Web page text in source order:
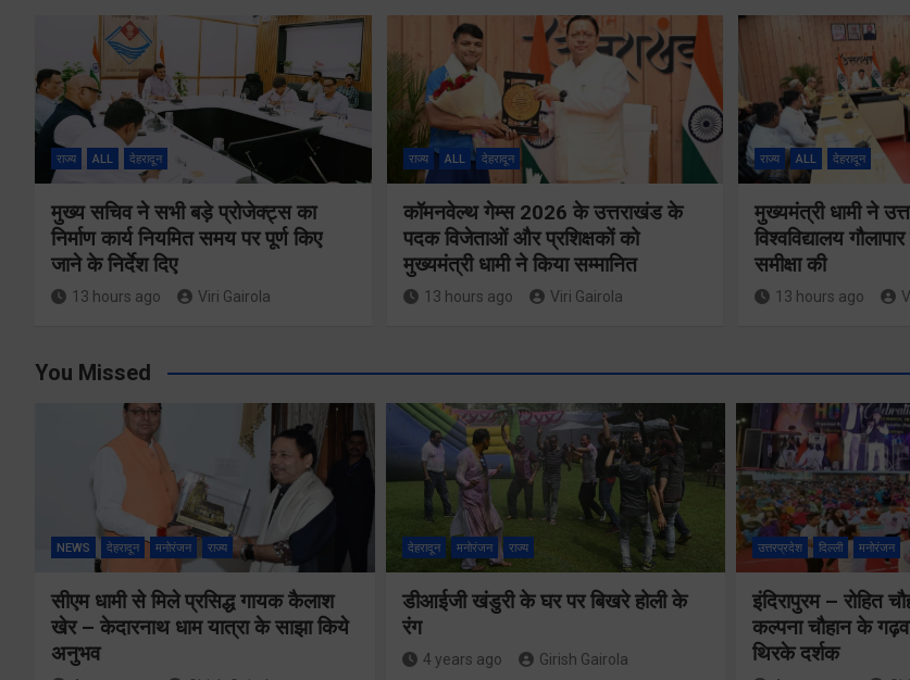
राज्य ALL देहरादून
मुख्य सचिव ने सभी बड़े प्रोजेक्ट्स का
निर्माण कार्य नियमित समय पर पूर्ण किए
जाने के निर्देश दिए
13 hours ago Viri Gairola
राज्य ALL देहरादून
कॉमनवेल्थ गेम्स 2026 के उत्तराखंड के
पदक विजेताओं और प्रशिक्षकों को
मुख्यमंत्री धामी ने किया सम्मानित
13 hours ago Viri Gairola
राज्य ALL देहरादून
मुख्यमंत्री धामी ने
विश्वविद्यालय
समीक्षा की
13 hours ago
You Missed
NEWS देहरादून मनोरंजन राज्य
सीएम धामी से मिले प्रसिद्ध गायक कैलाश
खेर – केदारनाथ धाम यात्रा के साझा किये
अनुभव
देहरादून मनोरंजन राज्य
डीआईजी खंडुरी के घर पर बिखरे होली के
रंग
4 years ago Girish Gairola
उत्तरप्रदेश दिल्ली मनोरंजन
इंदिरापुरम – रोहित
कल्पना चौहान के
थिरके दर्शक
मतदाता सुनवाई में
लापरवाही बर्दाश्त
नहीं, आयोग के
निर्देशों का शत-
प्रतिशत पालन
मुख्य
सभी
पूर्ण